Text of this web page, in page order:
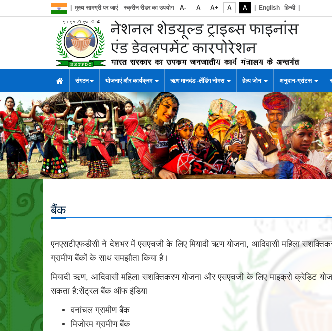
मुख्य सामग्री पर जाएं स्क्रीन रीडर का उपयोग A- A A+ A A English हिन्दी|
संगठन योजनाएं और कार्यक्रम ऋण मानदंड -लेंडिंग नोमस हेल्प जोन अनुदान-ग्रांटस
बैंक
एनएसटीएफडीसी ने देशभर में एसएचजी के लिए मियादी ऋण योजना, आदिवासी महिला
ग्रामीण बैंकों के साथ समझौता किया है।
मियादी ऋण, आदिवासी महिला सशक्तिकरण योजना और एसएचजी के लिए माइक्रो क्रेडिट
सकता है:सेंट्रल बैंक ऑफ इंडिया
वनांचल ग्रामीण बैंक
मिजोरम ग्रामीण बैंक